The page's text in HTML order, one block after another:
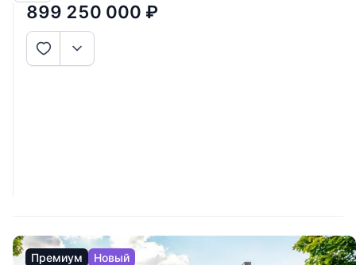
Этаж 1: прихожая, с/у,
899 250 000 ₽
Премиум Новый